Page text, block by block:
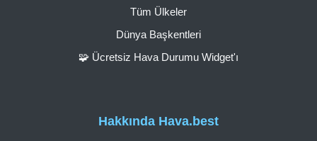
Hakkında Hava.best
Tüm Ülkeler
Dünya Başkentleri
🧩 Ücretsiz Hava Durumu Widget'ı